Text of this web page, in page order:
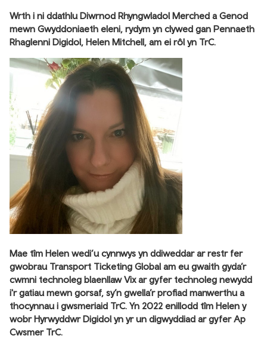
Wrth i ni ddathlu Diwrnod Rhyngwladol Merched a Genod
mewn Gwyddoniaeth eleni, rydym yn clywed gan Pennaeth
Rhaglenni Digidol, Helen Mitchell, am ei rôl yn TrC.
Mae tîm Helen wedi’u cynnwys yn ddiweddar ar restr fer
gwobrau Transport Ticketing Global am eu gwaith gyda’r
cwmni technoleg blaenllaw Vix ar gyfer technoleg newydd
i'r gatiau mewn gorsaf, sy’n gwella’r profiad manwerthu a
thocynnau i gwsmeriaid TrC. Yn 2022 enillodd tîm Helen y
wobr Hyrwyddwr Digidol yn yr un digwyddiad ar gyfer Ap
Cwsmer TrC.